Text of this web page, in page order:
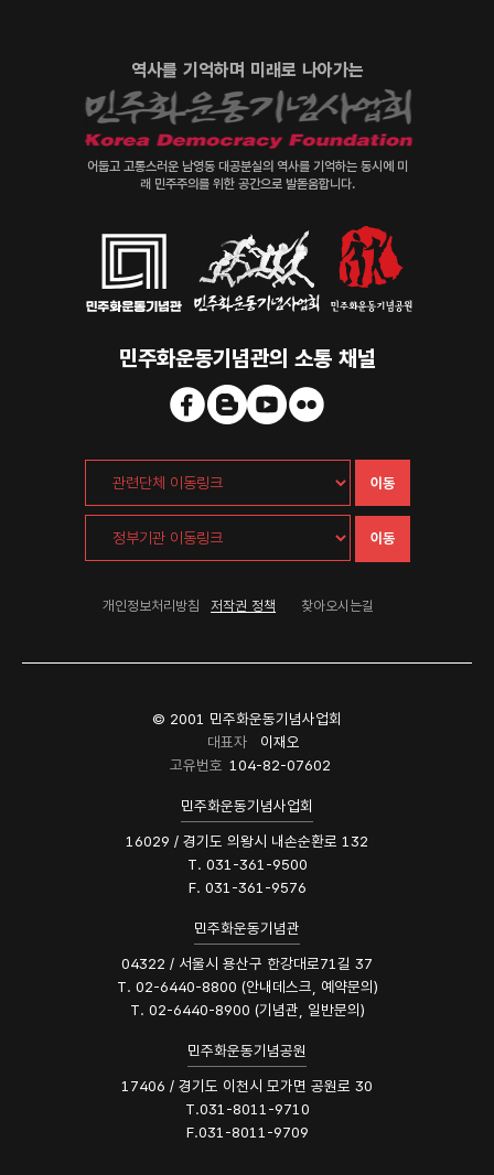
역사를 기억하며 미래로 나아가는
어둡고 고통스러운 남영동 대공분실의 역사를 기억하는 동시에 미
래 민주주의를 위한 공간으로 발돋움합니다.
민주화운동기념관의 소통 채널
이동
이동
개인정보처리방침 저작권 정책 찾아오시는길
© 2001 민주화운동기념사업회
대표자
이재오
고유번호 104-82-07602
민주화운동기념사업회
16029 / 경기도 의왕시 내손순환로 132
T. 031-361-9500
F. 031-361-9576
민주화운동기념관
04322 / 서울시 용산구 한강대로71길 37
T. 02-6440-8800 (안내데스크, 예약문의)
T. 02-6440-8900 (기념관, 일반문의)
민주화운동기념공원
17406 / 경기도 이천시 모가면 공원로 30
T.031-8011-9710
F.031-8011-9709